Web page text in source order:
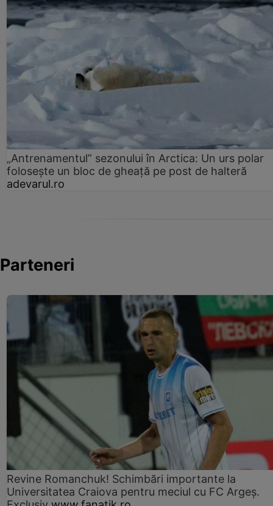
„Antrenamentul” sezonului în Arctica: Un urs polar
folosește un bloc de gheață pe post de halteră
adevarul.ro
Parteneri
Revine Romanchuk! Schimbări importante la
Universitatea Craiova pentru meciul cu FC Argeş.